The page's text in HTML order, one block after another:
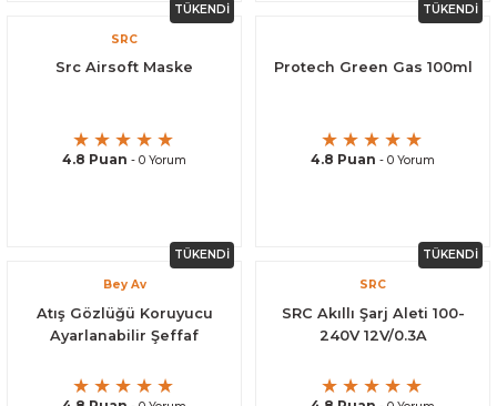
TÜKENDİ
SRC
Src Airsoft Maske
4.8 Puan - 0 Yorum
TÜKENDİ
Protech Green Gas 100ml
4.8 Puan - 0 Yorum
TÜKENDİ
Bey Av
Atış Gözlüğü Koruyucu
Ayarlanabilir Şeffaf
TÜKENDİ
SRC
SRC Akıllı Şarj Aleti 100-
240V 12V/0.3A